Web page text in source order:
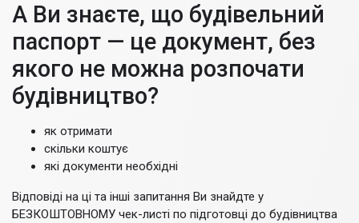
А Ви знаєте, що будівельний
паспорт — це документ, без
якого не можна розпочати
будівництво?
як отримати
скільки коштує
які документи необхідні
Відповіді на ці та інші запитання Ви знайдте у
БЕЗКОШТОВНОМУ чек-листі по підготовці до будівництва